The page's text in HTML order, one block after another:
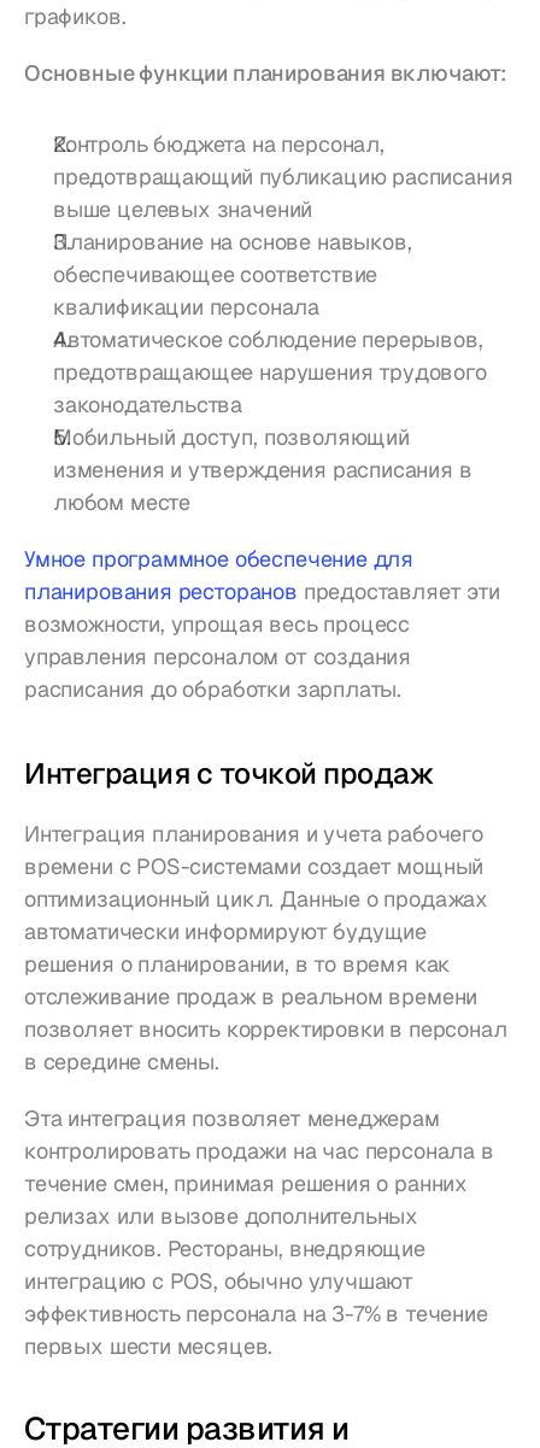
графиков.
Основные функции планирования включают:
Контроль бюджета на персонал,
предотвращающий публикацию расписания
выше целевых значений
Планирование на основе навыков,
обеспечивающее соответствие
квалификации персонала
Автоматическое соблюдение перерывов,
предотвращающее нарушения трудового
законодательства
Мобильный доступ, позволяющий
изменения и утверждения расписания в
любом месте
Умное программное обеспечение для
планирования ресторанов предоставляет эти
возможности, упрощая весь процесс
управления персоналом от создания
расписания до обработки зарплаты.
Интеграция с точкой продаж
Интеграция планирования и учета рабочего
времени с POS-системами создает мощный
оптимизационный цикл. Данные о продажах
автоматически информируют будущие
решения о планировании, в то время как
отслеживание продаж в реальном времени
позволяет вносить корректировки в персонал
в середине смены.
Эта интеграция позволяет менеджерам
контролировать продажи на час персонала в
течение смен, принимая решения о ранних
релизах или вызове дополнительных
сотрудников. Рестораны, внедряющие
интеграцию с POS, обычно улучшают
эффективность персонала на 3-7% в течение
первых шести месяцев.
Стратегии развития и